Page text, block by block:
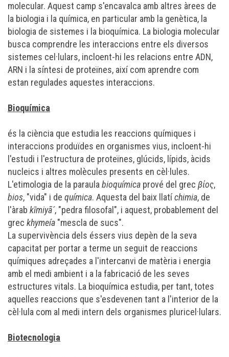
molecular. Aquest camp s'encavalca amb altres àrees de
la biologia i la química, en particular amb la genètica, la
biologia de sistemes i la bioquímica. La biologia molecular
busca comprendre les interaccions entre els diversos
sistemes cel·lulars, incloent-hi les relacions entre ADN,
ARN i la síntesi de proteïnes, així com aprendre com
estan regulades aquestes interaccions.
Bioquímica
és la ciència que estudia les reaccions químiques i
interaccions produïdes en organismes vius, incloent-hi
l'estudi i l'estructura de proteïnes, glúcids, lípids, àcids
nucleics i altres molècules presents en cèl·lules.
L'etimologia de la paraula bioquímica prové del grec βίος,
bios, "vida" i de química. Aquesta del baix llatíchimia, de
l'àrab kīmiyã´, "pedra filosofal", i aquest, probablement del
grec khymeía "mescla de sucs".
La supervivència dels éssers vius depèn de la seva
capacitat per portar a terme un seguit de reaccions
químiques adreçades a l'intercanvi de matèria i energia
amb el medi ambient i a la fabricació de les seves
estructures vitals. La bioquímica estudia, per tant, totes
aquelles reaccions que s'esdevenen tant a l'interior de la
cèl·lula com al medi intern dels organismes pluricel·lulars.
Biotecnologia